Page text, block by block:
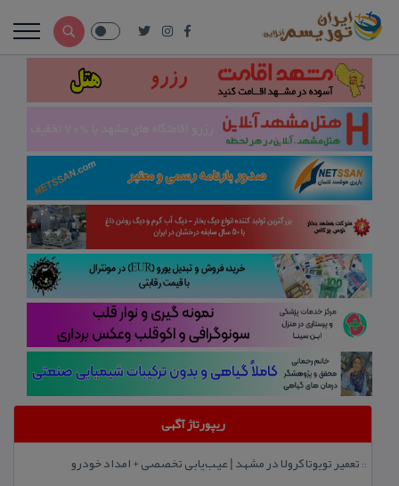
ریپورتاژ آگهی
:: تعمیر تویوتا كرولا در مشهد | عیب‌یابی تخصصی + امداد خودرو